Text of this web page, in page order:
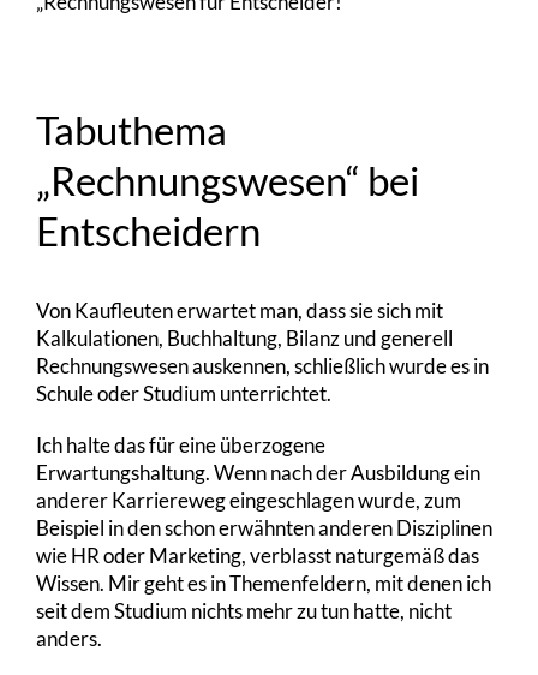
Tabuthema
„Rechnungswesen“ bei
Entscheidern
Von Kaufleuten erwartet man, dass sie sich mit
Kalkulationen, Buchhaltung, Bilanz und generell
Rechnungswesen auskennen, schließlich wurde es in
Schule oder Studium unterrichtet.
Ich halte das für eine überzogene
Erwartungshaltung. Wenn nach der Ausbildung ein
anderer Karriereweg eingeschlagen wurde, zum
Beispiel in den schon erwähnten anderen Disziplinen
wie HR oder Marketing, verblasst naturgemäß das
Wissen. Mir geht es in Themenfeldern, mit denen ich
seit dem Studium nichts mehr zu tun hatte, nicht
anders.